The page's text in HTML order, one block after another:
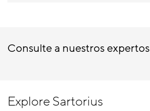
Consulte a nuestros expertos
Explore Sartorius